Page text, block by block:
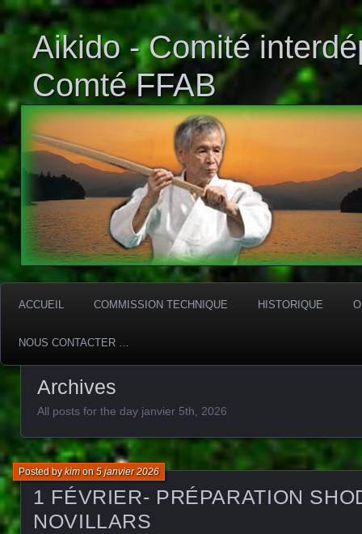
Aikido - Comité
Comté FFAB
ACCUEIL COMMISSION TECHNIQUE HISTORIQUE
NOUS CONTACTER …
Archives
All posts for the day janvier 5th, 2026
1 FÉVRIER- PRÉPARATION
NOVILLARS
Posted bykimon5 janvier 2026